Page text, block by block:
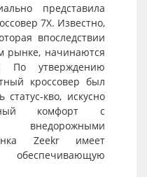
представила
7X. Известно,
впоследствии
рынке, начинаются
По утверждению
кроссовер был
кво, искусно
комфорт с
Zeekr имеет